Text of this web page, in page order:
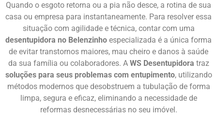
Quando o esgoto retorna ou a pia não desce, a rotina de sua
casa ou empresa para instantaneamente. Para resolver essa
situação com agilidade e técnica, contar com uma
desentupidora no Belenzinho especializada é a única forma
de evitar transtornos maiores, mau cheiro e danos à saúde
da sua família ou colaboradores. A WS Desentupidora traz
soluções para seus problemas com entupimento, utilizando
métodos modernos que desobstruem a tubulação de forma
limpa, segura e eficaz, eliminando a necessidade de
reformas desnecessárias no seu imóvel.